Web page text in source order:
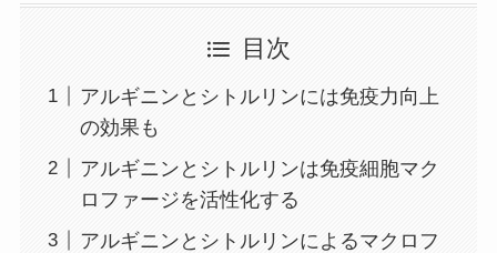
目次
アルギニンとシトルリンには免疫力向上
の効果も
アルギニンとシトルリンは免疫細胞マク
ロファージを活性化する
アルギニンとシトルリンによるマクロフ